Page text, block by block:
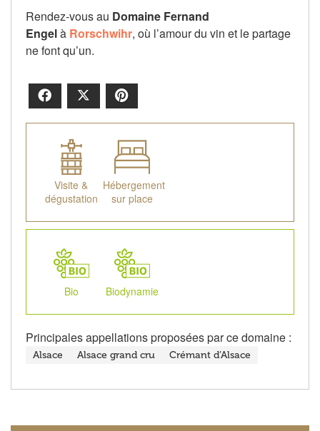
Rendez-vous au Domaine Fernand
Engelà Rorschwihr, où l’amour du vin et le partage
ne font qu’un.
Facebook
Visite &
dégustation
Hébergement
sur place
Bio Biodynamie
Principales appellations proposées par ce domaine :
Alsace Alsace grand cru Crémant d’Alsace